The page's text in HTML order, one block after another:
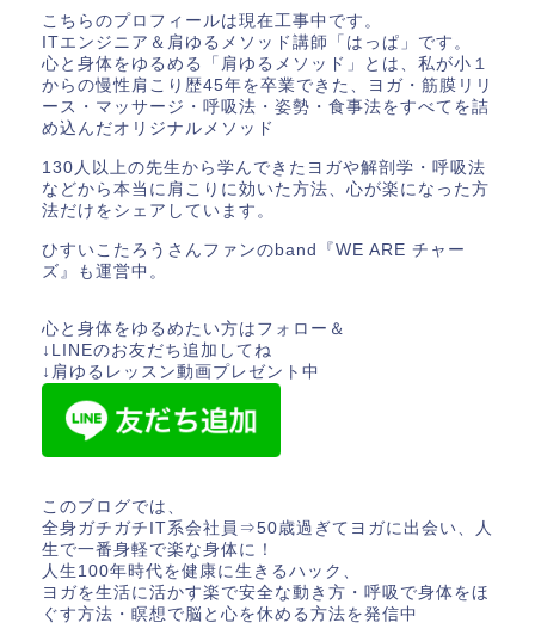
こちらのプロフィールは現在工事中です。
ITエンジニア＆肩ゆるメソッド講師「はっぱ」です。
心と身体をゆるめる「肩ゆるメソッド」とは、私が小１
からの慢性肩こり歴45年を卒業できた、ヨガ・筋膜リリ
ース・マッサージ・呼吸法・姿勢・食事法をすべてを詰
め込んだオリジナルメソッド
130人以上の先生から学んできたヨガや解剖学・呼吸法
などから本当に肩こりに効いた方法、心が楽になった方
法だけをシェアしています。
ひすいこたろうさんファンのband『WE ARE チャー
ズ』も運営中。
心と身体をゆるめたい方はフォロー＆
↓LINEのお友だち追加してね
↓肩ゆるレッスン動画プレゼント中
このブログでは、
全身ガチガチIT系会社員⇒50歳過ぎてヨガに出会い、人
生で一番身軽で楽な身体に！
人生100年時代を健康に生きるハック、
ヨガを生活に活かす楽で安全な動き方・呼吸で身体をほ
ぐす方法・瞑想で脳と心を休める方法を発信中